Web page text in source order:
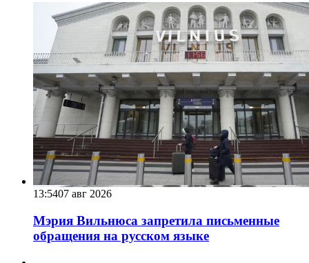
13:5407 авг 2026
Мэрия Вильнюса запретила письменные
обращения на русском языке